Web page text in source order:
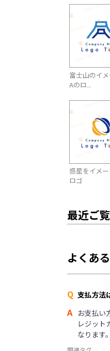
富士山のイ
Aのロ...
惑星をイメ
ロゴ
最近ご
よくあ
Q 支払方法
A お支払い
レジット
なります